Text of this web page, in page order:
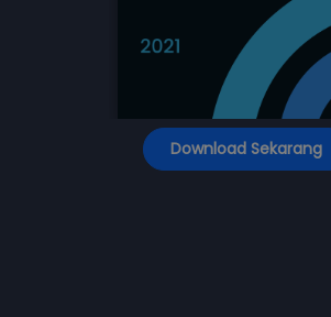
Download Sekarang